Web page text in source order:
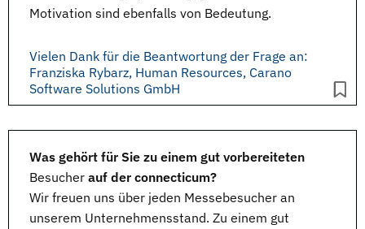
Motivation sind ebenfalls von Bedeutung.
Vielen Dank für die Beantwortung der Frage an:
Franziska Rybarz, Human Resources, Carano
Software Solutions GmbH
Was gehört für Sie zu einem gut vorbereiteten
Besucher auf der connecticum?
Wir freuen uns über jeden Messebesucher an
unserem Unternehmensstand. Zu einem gut